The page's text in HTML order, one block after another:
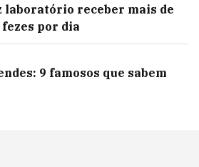
laboratório receber mais de
por dia
9 famosos que sabem